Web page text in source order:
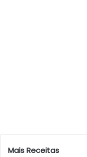
Mais Receitas